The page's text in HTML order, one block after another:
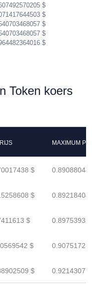
$
$
$
$
$
Token koers
MAXIMUM
$
$
$
$
$